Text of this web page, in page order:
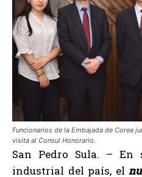
Funcionarios de la Embajada de Corea
visita al Consul Honorario.
San Pedro Sula. –
industrial del país, el